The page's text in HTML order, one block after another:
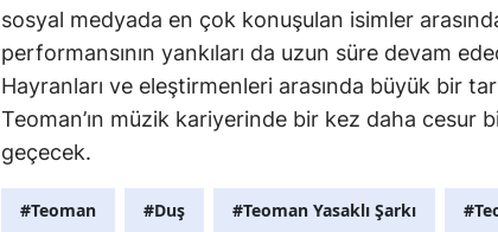
sosyal medyada en çok konuşulan isimler
performansının yankıları da uzun süre devam
Hayranları ve eleştirmenleri arasında büyük bir
Teoman’ın müzik kariyerinde bir kez daha cesur
geçecek.
#Teoman #Duş #Teoman Yasaklı Şarkı